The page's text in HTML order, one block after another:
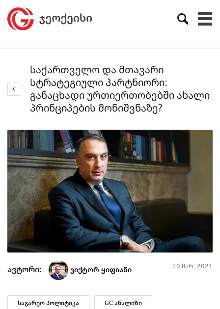
საქართველო და მთავარი
სტრატეგიული პარტნიორი:
განაცხადი ურთიერთობებში ახალი
პრინციპების მონიშვნაზე?
ავტორი: ვიქტორ ყიფიანი 20 მარ. 2021
საგარეო პოლიტიკა GC ანალიზი